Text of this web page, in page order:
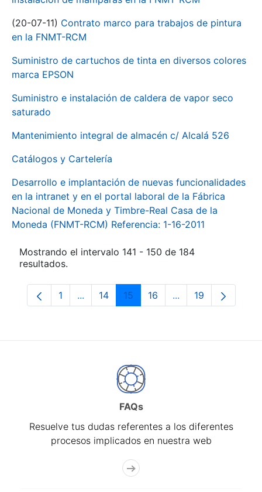
(20-07-11) Contrato marco para trabajos de pintura
en la FNMT-RCM
Suministro de cartuchos de tinta en diversos colores
marca EPSON
Suministro e instalación de caldera de vapor seco
saturado
Mantenimiento integral de almacén c/ Alcalá 526
Catálogos y Cartelería
Desarrollo e implantación de nuevas funcionalidades
en la intranet y en el portal laboral de la Fábrica
Nacional de Moneda y Timbre-Real Casa de la
Moneda (FNMT-RCM) Referencia: 1-16-2011
Mostrando el intervalo 141 - 150 de 184
resultados.
Página
1 ...Páginas intermedias Use TAB para
Página
14 Página
15 Página
16 ...PáginasPágina
19
FAQs
Resuelve tus dudas referentes a los diferentes
procesos implicados en nuestra web